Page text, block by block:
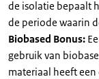
de isolatie bepaalt
de periode waarin
Biobased Bonus:
gebruik van
materiaal heeft